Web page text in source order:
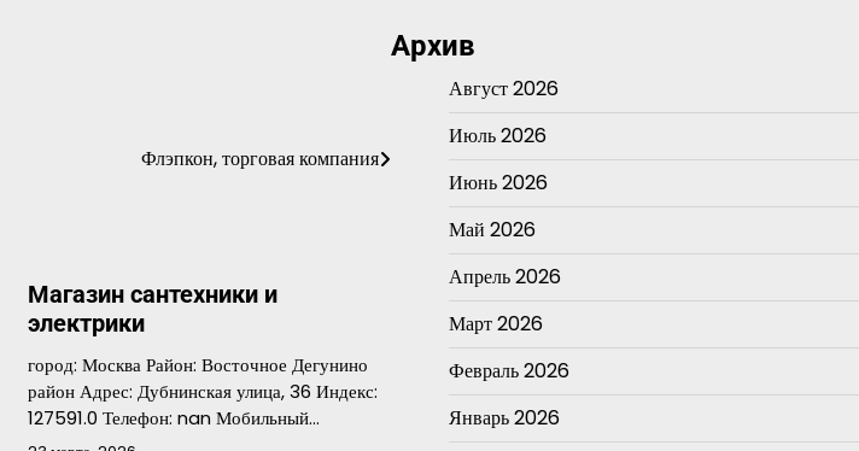
Флэпкон, торговая компания
Магазин сантехники и
электрики
город: Москва Район: Восточное Дегунино
район Адрес: Дубнинская улица, 36 Индекс:
127591.0 Телефон: nan Мобильный…
Архив
Август 2026
Июль 2026
Июнь 2026
Май 2026
Апрель 2026
Март 2026
Февраль 2026
Январь 2026